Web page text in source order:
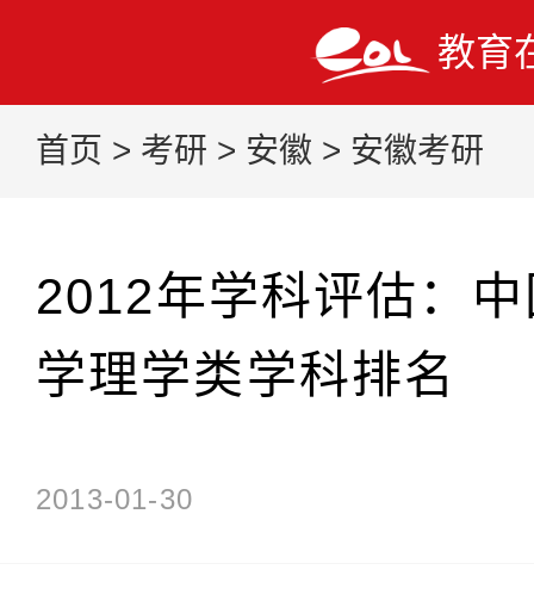
教育
首页 > 考研 > 安徽 > 安徽考研
2012年学科评估：
学理学类学科排名
2013-01-30